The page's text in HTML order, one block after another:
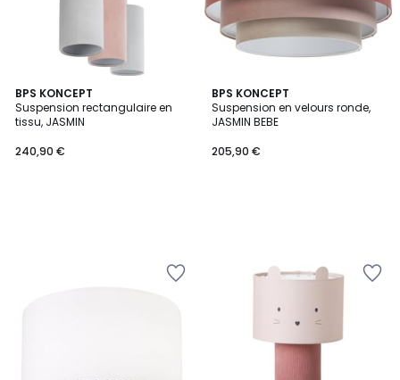
BPS KONCEPT
Suspension rectangulaire en
tissu, JASMIN
240,90 €
BPS KONCEPT
Suspension en velours ronde,
JASMIN BEBE
205,90 €